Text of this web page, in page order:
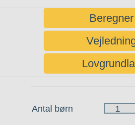
Log ind
Kalaallisut
Antal børn